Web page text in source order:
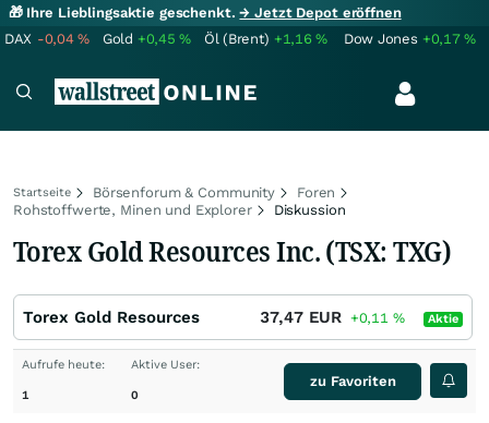
🎁 Ihre Lieblingsaktie geschenkt.→ Jetzt Depot eröffnen
DAX -0,04% Gold +0,45% Öl (Brent) +1,16% Dow Jones +0,17%
Startseite Börsenforum & Community
Foren
Rohstoffwerte, Minen und Explorer
Diskussion
Torex Gold Resources Inc. (TSX: TXG)
Torex Gold Resources 37,47 EUR +0,11 % Aktie
Aufrufe heute:
1
Aktive User:
0
zu Favoriten